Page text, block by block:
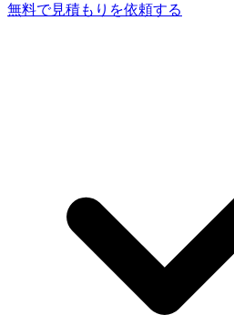
無料で見積もりを依頼する